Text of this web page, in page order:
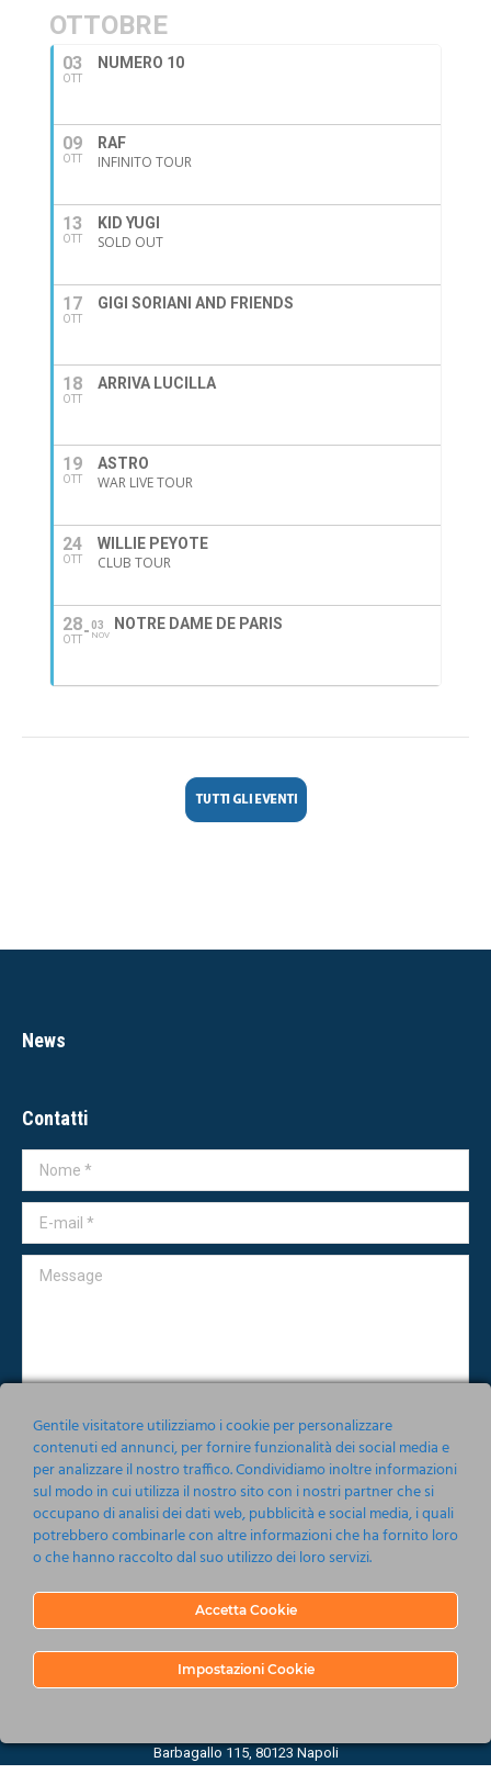
OTTOBRE
03
OTT
NUMERO 10
09
OTT
RAF
INFINITO TOUR
13
OTT
KID YUGI
SOLD OUT
17
OTT
GIGI SORIANI AND FRIENDS
18
OTT
ARRIVA LUCILLA
19
OTT
ASTRO
WAR LIVE TOUR
24
OTT
WILLIE PEYOTE
CLUB TOUR
28
OTT
03
NOV
NOTRE DAME DE PARIS
News
Contatti
Nome *
E-mail *
Message
Accetto le condizioni relative alla norma sullaPrivacy
Invia
Barbagallo 115, 80123 Napoli
Gentile visitatore utilizziamo i cookie per personalizzare
contenuti ed annunci, per fornire funzionalità dei social media e
per analizzare il nostro traffico. Condividiamo inoltre informazioni
sul modo in cui utilizza il nostro sito con i nostri partner che si
occupano di analisi dei dati web, pubblicità e social media, i quali
potrebbero combinarle con altre informazioni che ha fornito loro
o che hanno raccolto dal suo utilizzo dei loro servizi.
Accetta Cookie
Impostazioni Cookie